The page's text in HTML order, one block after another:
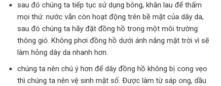
sau đó chúng ta tiếp tục sử dụng bông, khăn lau để thấm
mọi thứ. nước vẫn còn hoạt động trên bề mặt của dây da,
sau đó chúng ta hãy đặt đồng hồ trong một môi trường
thông gió. Không phơi đồng hồ dưới ánh nắng mặt trời vì sẽ
làm hỏng dây da nhanh hơn.
chúng ta nên chú ý hơn để dây đồng hồ không bị cong vẹo
thì chúng ta nên vệ sinh mặt số. Được làm từ sáp ong, dầu